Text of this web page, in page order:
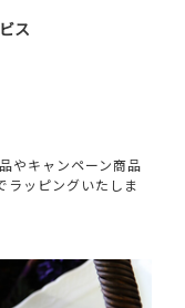
ス
やキャンペーン商品
ラッピングいたしま